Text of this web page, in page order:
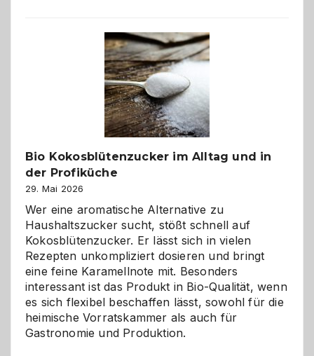
Freund
in
Gefahr
ist:
Brandschutz
für
Hunde
eigenen
Bio Kokosblütenzucker im Alltag und in
der Profiküche
29. Mai 2026
Wer eine aromatische Alternative zu
Haushaltszucker sucht, stößt schnell auf
Kokosblütenzucker. Er lässt sich in vielen
Rezepten unkompliziert dosieren und bringt
eine feine Karamellnote mit. Besonders
interessant ist das Produkt in Bio-Qualität, wenn
es sich flexibel beschaffen lässt, sowohl für die
heimische Vorratskammer als auch für
Gastronomie und Produktion.